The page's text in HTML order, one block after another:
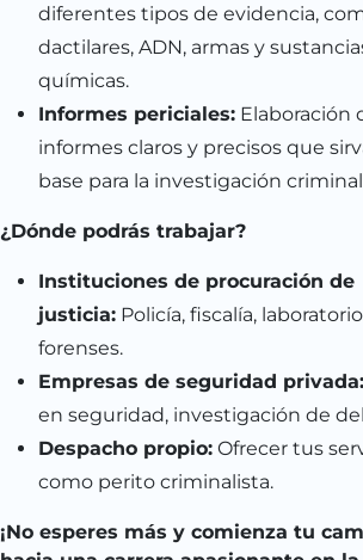
diferentes tipos de evidencia,
dactilares, ADN, armas y
químicas.
Informes periciales: Elaboración
informes claros y precisos que
base para la investigación
¿Dónde podrás trabajar?
Instituciones de procuración de
justicia: Policía, fiscalía,
forenses.
Empresas de seguridad privada:
en seguridad, investigación de
Despacho propio: Ofrecer tus
como perito criminalista.
¡No esperes más y comienza tu